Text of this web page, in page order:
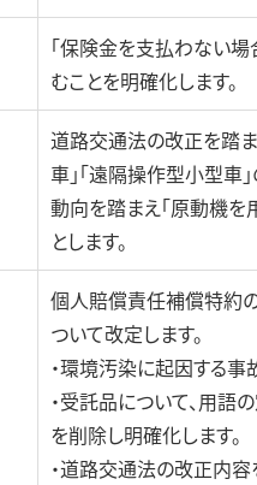
「保険金を支払わない場
むことを明確化します。
道路交通法の改正を踏ま
車」「遠隔操作型小型車
動向を踏まえ「原動機を
とします。
個人賠償責任補償特約
ついて改定します。
・環境汚染に起因する事
・受託品について、用
を削除し明確化します。
・道路交通法の改正内